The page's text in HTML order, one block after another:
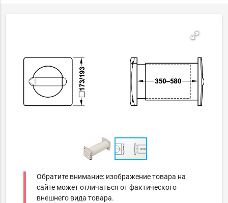
Обратите внимание: изображение товара на
сайте может отличаться от фактического
внешнего вида товара.